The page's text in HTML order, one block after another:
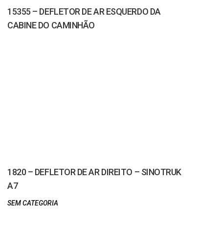
15355 – DEFLETOR DE AR ESQUERDO DA
CABINE DO CAMINHÃO
1820 – DEFLETOR DE AR DIREITO – SINOTRUK
A7
SEM CATEGORIA